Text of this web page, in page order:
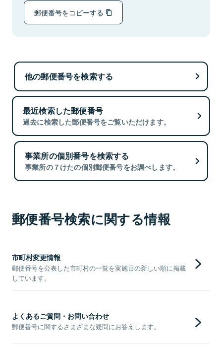
郵便番号をコピーする
他の郵便番号を検索する
最近検索した郵便番号
過去に検索した郵便番号をご覧いただけます。
事業所の個別番号を検索する
事業所の７けたの個別郵便番号をお調べします。
郵便番号検索に関する情報
市町村変更情報
郵便番号を公表した市町村の一覧を実施日の新しい順に掲載
しています。
よくあるご質問・お問い合わせ
郵便番号に関するさまざまな疑問にお答えします。